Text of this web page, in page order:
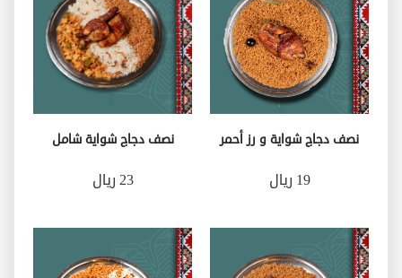
نصف دجاج شواية و رز أحمر
19 ريال
نصف دجاج شواية شامل
23 ريال